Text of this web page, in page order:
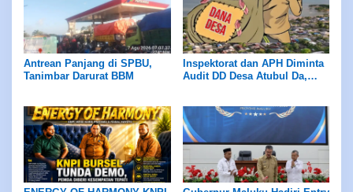
Antrean Panjang di SPBU,
Tanimbar Darurat BBM
Inspektorat dan APH Diminta
Audit DD Desa Atubul Da,